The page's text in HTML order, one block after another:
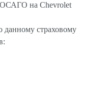
на Chevrolet
страховому